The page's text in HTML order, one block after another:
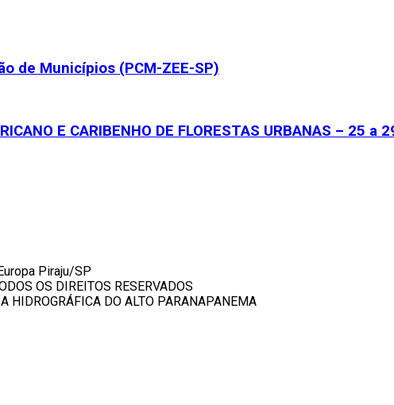
de Municípios (PCM-ZEE-SP)
E CARIBENHO DE FLORESTAS URBANAS – 25
Piraju/SP
OS DIREITOS RESERVADOS
HIDROGRÁFICA DO ALTO PARANAPANEMA